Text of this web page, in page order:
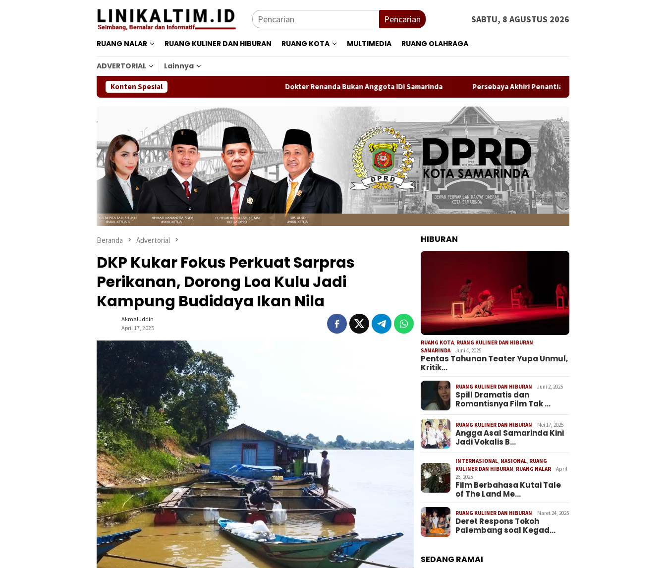
Pencarian SABTU, 8 AGUSTUS 2026
RUANG NALAR RUANG KULINER DAN HIBURAN RUANG KOTA MULTIMEDIA RUANG OLAHRAGA
ADVERTORIAL Lainnya
Konten Spesial Dokter Renanda Bukan Anggota IDI Samarinda Persebaya Akhiri Penantian, Taklukkan Persib Lewat Adu Penalti
Beranda Advertorial
DKP Kukar Fokus Perkuat Sarpras
Perikanan, Dorong Loa Kulu Jadi
Kampung Budidaya Ikan Nila
Akmaluddin
April 17, 2025
HIBURAN
RUANG KOTA RUANG KULINER DAN HIBURAN
SAMARINDA
Juni 4, 2025
Pentas Tahunan Teater Yupa Unmul,
Kritik…
RUANG KULINER DAN HIBURAN Juni 2, 2025
Spill Dramatis dan
Romantisnya Film Tak …
RUANG KULINER DAN HIBURAN Mei 17, 2025
Angga Asal Samarinda Kini
Jadi Vokalis B…
INTERNASIONAL NASIONAL RUANG
KULINER DAN HIBURAN RUANG NALAR
April
26, 2025
Film Berbahasa Kutai Tale
of The Land Me…
RUANG KULINER DAN HIBURAN Maret 24, 2025
Deret Respons Tokoh
Palembang soal Kegad…
SEDANG RAMAI